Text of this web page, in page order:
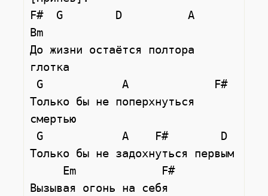
F#  G        D          A
Bm
До жизни остаётся полтора
глотка
Только бы не поперхнуться
смертью
Только бы не задохнуться первым
Вызывая огонь на себя